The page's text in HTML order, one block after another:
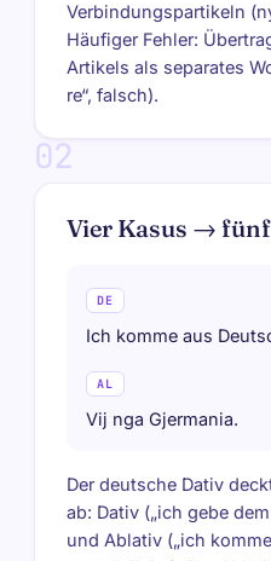
Verbindungspartikeln
Häufiger Fehler:
Artikels als separates
re“, falsch).
02
Vier Kasus →
DE
Ich komme aus
AL
Vij nga Gjermania.
Der deutsche Dativ
ab: Dativ („ich gebe
und Ablativ („ich